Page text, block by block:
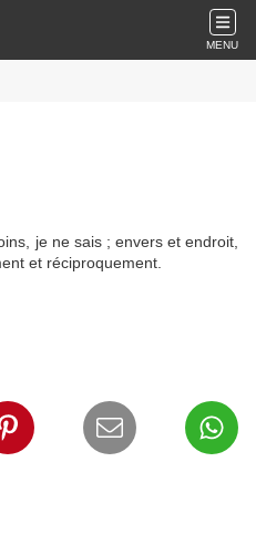
MENU
je ne sais ; envers et endroit,
et réciproquement.